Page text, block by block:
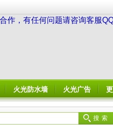
作，有任何问题请咨询客服
火光防水墙 火光广告
搜索